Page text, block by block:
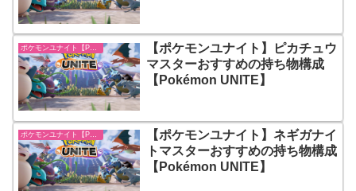
【ポケモンユナイト】ピカチュウ
マスターおすすめの持ち物構成
【Pokémon UNITE】
ポケモンユナイト【Pokémon UNITE】
【ポケモンユナイト】ネギガナイ
トマスターおすすめの持ち物構成
【Pokémon UNITE】